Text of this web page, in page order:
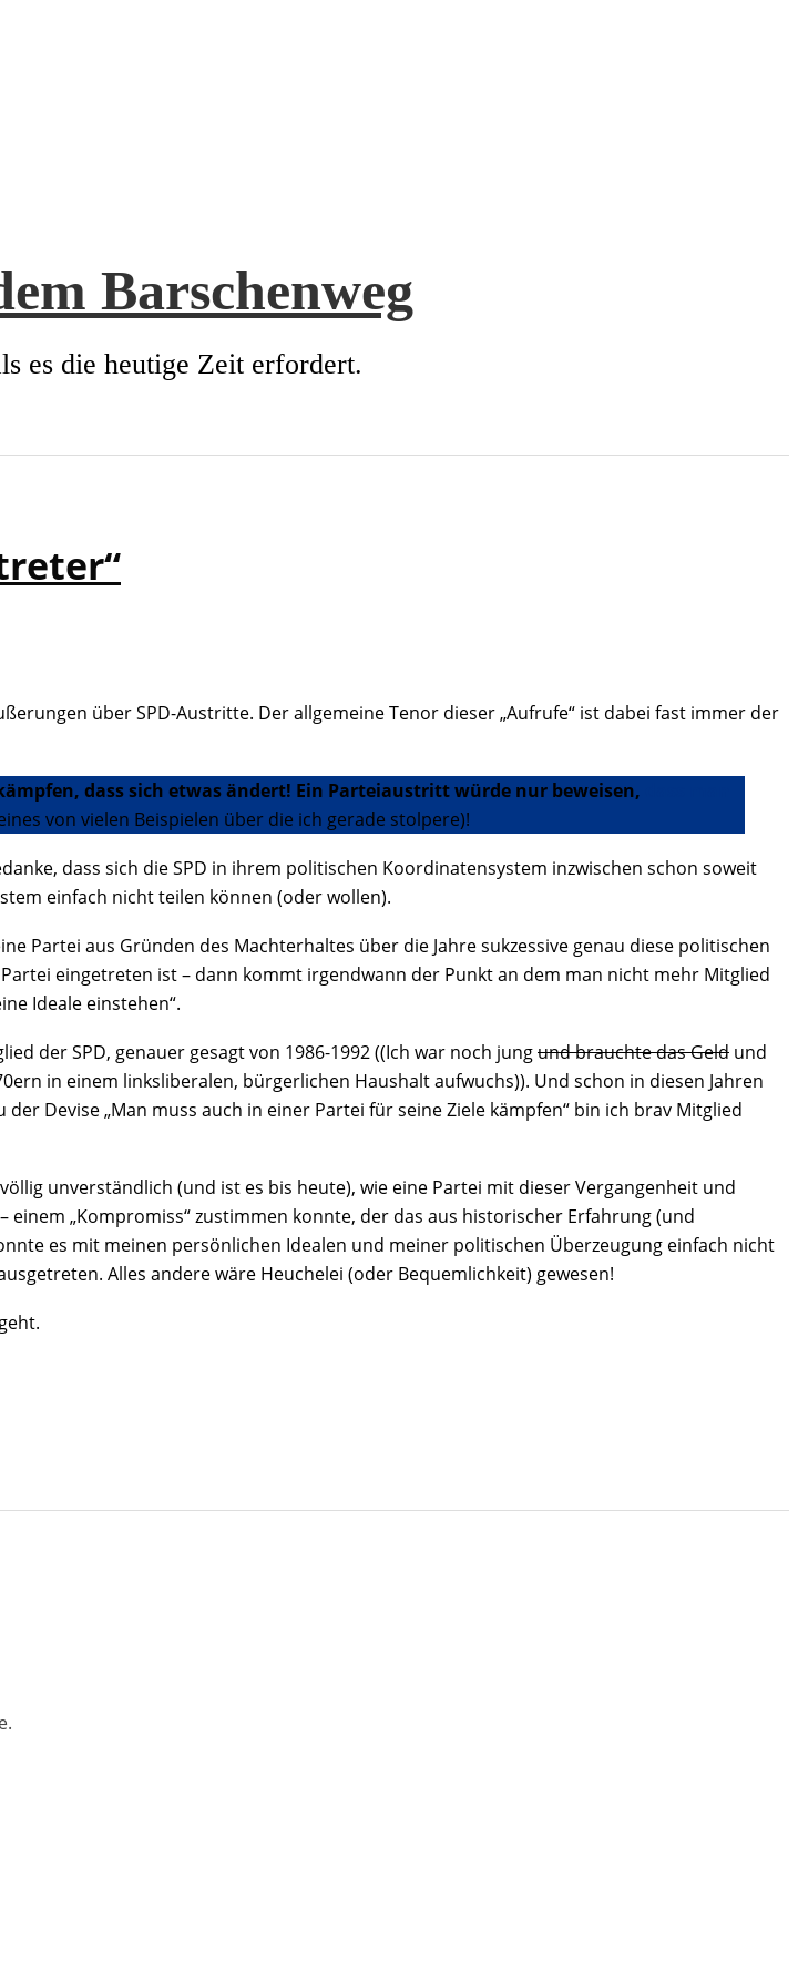
Barschenweg
es die heutige Zeit erfordert.
über SPD-Austritte. Der allgemeine Tenor dieser „Aufrufe“ ist dabei fast immer der
dass sich etwas ändert! Ein Parteiaustritt würde nur beweisen,
von vielen Beispielen über die ich gerade stolpere)!
dass sich die SPD in ihrem politischen Koordinatensystem inzwischen schon soweit
einfach nicht teilen können (oder wollen).
Partei aus Gründen des Machterhaltes über die Jahre sukzessive genau diese politischen
eingetreten ist – dann kommt irgendwann der Punkt an dem man nicht mehr Mitglied
Ideale einstehen“.
der SPD, genauer gesagt von 1986-1992 ((Ich war noch jungund brauchte das Geld und
in einem linksliberalen, bürgerlichen Haushalt aufwuchs)). Und schon in diesen Jahren
Devise „Man muss auch in einer Partei für seine Ziele kämpfen“ bin ich brav Mitglied
unverständlich (und ist es bis heute), wie eine Partei mit dieser Vergangenheit und
„Kompromiss“ zustimmen konnte, der das aus historischer Erfahrung (und
es mit meinen persönlichen Idealen und meiner politischen Überzeugung einfach nicht
Alles andere wäre Heuchelei (oder Bequemlichkeit) gewesen!